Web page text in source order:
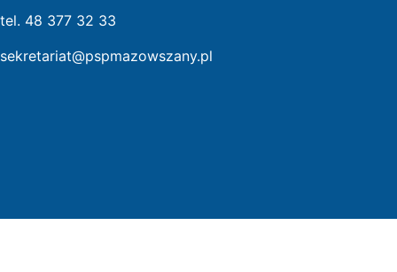
tel. 48 377 32 33
sekretariat@pspmazowszany.pl